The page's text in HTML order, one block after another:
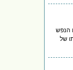
הנפש
של